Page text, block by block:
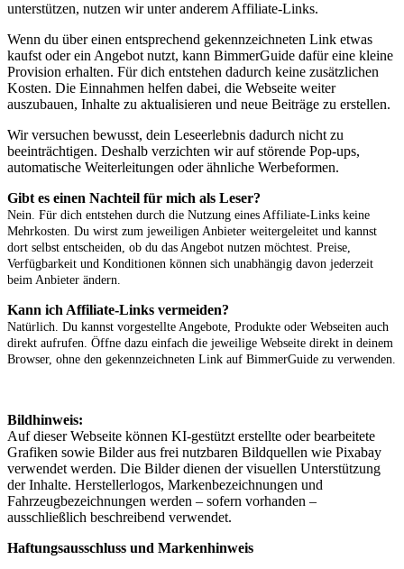
unterstützen, nutzen wir unter anderem Affiliate-Links.
Wenn du über einen entsprechend gekennzeichneten Link etwas
kaufst oder ein Angebot nutzt, kann BimmerGuide dafür eine kleine
Provision erhalten. Für dich entstehen dadurch keine zusätzlichen
Kosten. Die Einnahmen helfen dabei, die Webseite weiter
auszubauen, Inhalte zu aktualisieren und neue Beiträge zu erstellen.
Wir versuchen bewusst, dein Leseerlebnis dadurch nicht zu
beeinträchtigen. Deshalb verzichten wir auf störende Pop-ups,
automatische Weiterleitungen oder ähnliche Werbeformen.
Gibt es einen Nachteil für mich als Leser?
Nein. Für dich entstehen durch die Nutzung eines Affiliate-Links keine
Mehrkosten. Du wirst zum jeweiligen Anbieter weitergeleitet und kannst
dort selbst entscheiden, ob du das Angebot nutzen möchtest. Preise,
Verfügbarkeit und Konditionen können sich unabhängig davon jederzeit
beim Anbieter ändern.
Kann ich Affiliate-Links vermeiden?
Natürlich. Du kannst vorgestellte Angebote, Produkte oder Webseiten auch
direkt aufrufen. Öffne dazu einfach die jeweilige Webseite direkt in deinem
Browser, ohne den gekennzeichneten Link auf BimmerGuide zu verwenden.
Bildhinweis:
Auf dieser Webseite können KI-gestützt erstellte oder bearbeitete
Grafiken sowie Bilder aus frei nutzbaren Bildquellen wie Pixabay
verwendet werden. Die Bilder dienen der visuellen Unterstützung
der Inhalte. Herstellerlogos, Markenbezeichnungen und
Fahrzeugbezeichnungen werden – sofern vorhanden –
ausschließlich beschreibend verwendet.
Haftungsausschluss und Markenhinweis